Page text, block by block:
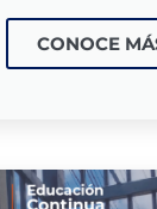
CONOCE